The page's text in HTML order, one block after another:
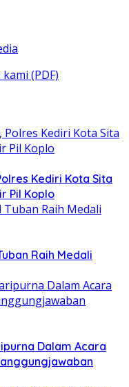
(PDF)
Kediri Kota Sita
Pil Koplo
Raih Medali
Dalam Acara